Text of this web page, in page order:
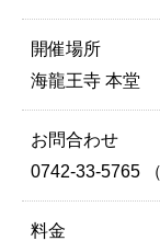
開催場所
海龍王寺 本堂
お問合わせ
0742-33-5765
料金